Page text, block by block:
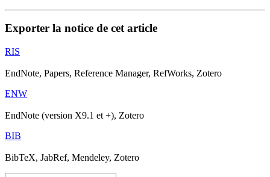
Exporter la notice de cet article
RIS
EndNote, Papers, Reference Manager, RefWorks, Zotero
ENW
EndNote (version X9.1 et +), Zotero
BIB
BibTeX, JabRef, Mendeley, Zotero